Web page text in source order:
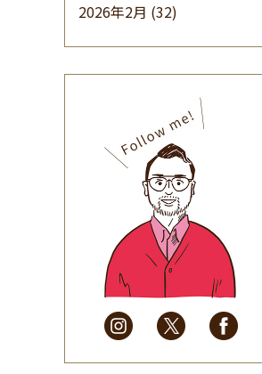
2026年2月 (32)
(32)
2025年9月(30)
2025年8月(31)
2025年7月(37)
2025年6月(48)
2025年5月
(41)
2025年4月
(32)
2025年3月(31)
2025年2月
(28)
2025年1月
(34)